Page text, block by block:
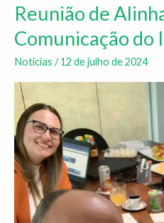
Reunião de
Comunicação do
Notícias /12 de julho de 2024
Reunião
de
Alinhamento
de
Comunicação
do
Ibrahort
🌱